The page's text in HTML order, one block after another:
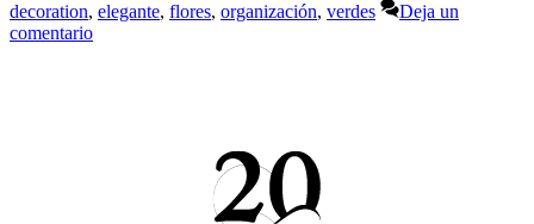
decoration, elegante, flores, organización, verdes
Deja un
comentario